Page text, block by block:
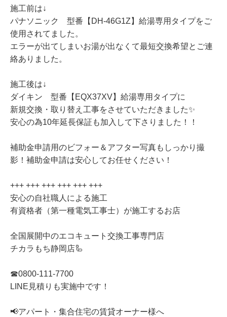
施工前は↓
パナソニック 型番【DH-46G1Z】給湯専用タイプをご
使用されてました。
エラーが出てしまいお湯が出なくて最短交換希望とご連
絡ありました。
施工後は↓
ダイキン 型番【EQX37XV】給湯専用タイプに
新規交換・取り替え工事をさせていただきました✨
安心の為10年延長保証も加入して下さりました！！
補助金申請用のビフォー＆アフター写真もしっかり撮
影！補助金申請は安心してお任せください！
+++ +++ +++ +++ +++ +++
安心の自社職人による施工
有資格者（第一種電気工事士）が施工するお店
全国展開中のエコキュート交換工事専門店
チカラもち静岡店🦾
☎0800-111-7700
LINE見積りも実施中です！
📢アパート・集合住宅の賃貸オーナー様へ